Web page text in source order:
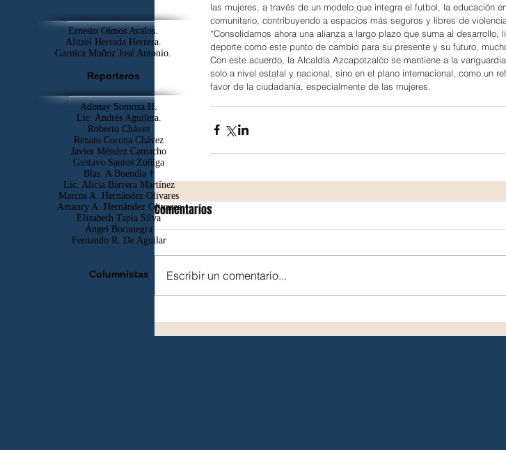
las mujeres, a través de un modelo que integra el futbol, la educación
comunitario, contribuyendo a espacios más seguros y libres de
“Consolidamos ahora una alianza a largo plazo que suma al
deporte como este punto de cambio para su presente y su futuro,
Con este acuerdo, la Alcaldía Azcapotzalco se mantiene a la
solo a nivel estatal y nacional, sino en el plano internacional, como un
favor de la ciudadanía, especialmente de las mujeres.
Comentarios
Escribir un comentario...
Ernesto Olmos Avalos.
Alitzel Herrada Herrera.
Garnica Muñoz José Antonio.
Reporteros
Adonay Somoza H.
Lic. Andrés Aguilera.
Roberto Chávez
Renato Corona Chávez
Javier Méndez Camacho
Gustavo Santos Zúñiga
Blas. A Buendía †
​Lic. Alicia Barrera Martínez
Marcos A. Hernández Olivares
Amaury A. Hernández Olivares
Elizabeth Tapia Silva
Ángel Bocanegra
Fernando R. De Aguilar
Columnistas